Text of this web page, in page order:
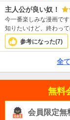
主人公が良い奴！
今一番楽しみな漫画で
知りたいけど、終わっ
参考になった(7)
全
無料
会員限定無